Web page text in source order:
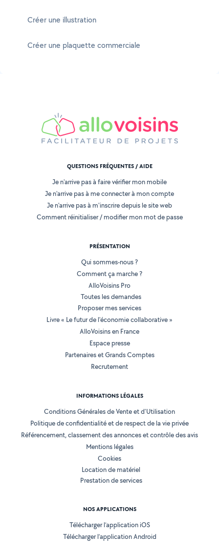
Créer une illustration
Créer une plaquette commerciale
QUESTIONS FRÉQUENTES / AIDE
Je n'arrive pas à faire vérifier mon mobile
Je n'arrive pas à me connecter à mon compte
Je n'arrive pas à m'inscrire depuis le site web
Comment réinitialiser / modifier mon mot de passe
PRÉSENTATION
Qui sommes-nous ?
Comment ça marche ?
AlloVoisins Pro
Toutes les demandes
Proposer mes services
Livre « Le futur de l'économie collaborative »
AlloVoisins en France
Espace presse
Partenaires et Grands Comptes
Recrutement
INFORMATIONS LÉGALES
Conditions Générales de Vente et d'Utilisation
Politique de confidentialité et de respect de la vie privée
Référencement, classement des annonces et contrôle des avis
Mentions légales
Cookies
Location de matériel
Prestation de services
NOS APPLICATIONS
Télécharger l’application iOS
Télécharger l’application Android